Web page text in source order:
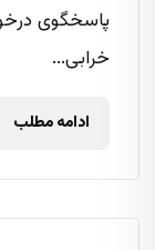
پاسخگوی
خرابی‌...
ادامه مطلب